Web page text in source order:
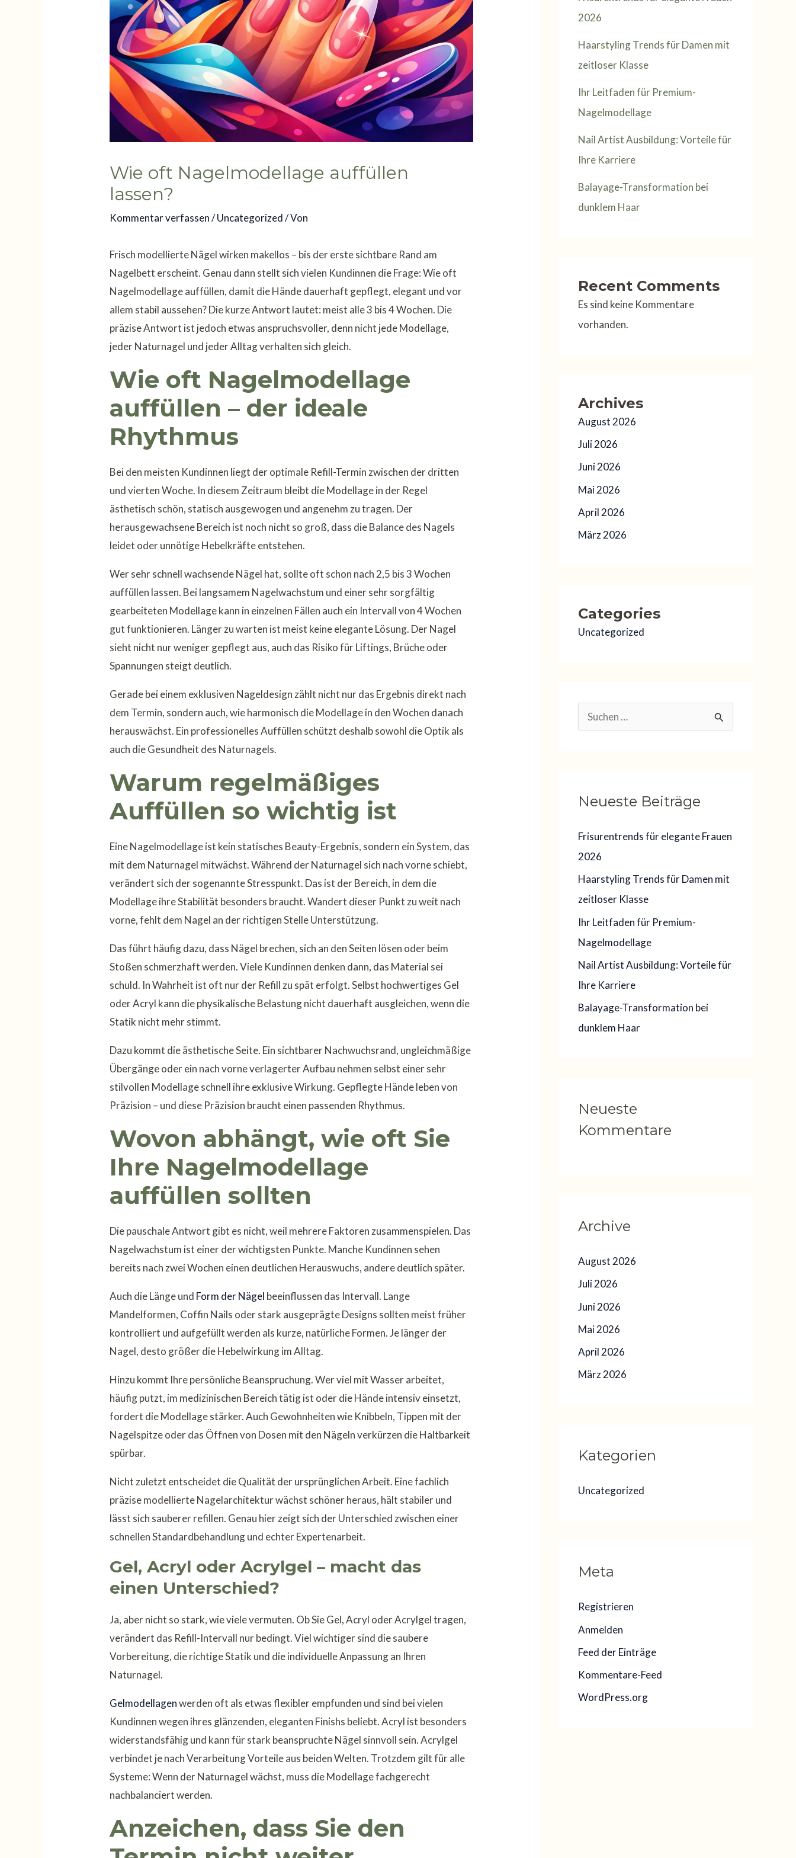
Wie oft Nagelmodellage auffüllen
lassen?
Kommentar verfassen /Uncategorized/ Von
Frisch modellierte Nägel wirken makellos – bis der erste sichtbare Rand am
Nagelbett erscheint. Genau dann stellt sich vielen Kundinnen die Frage: Wie oft
Nagelmodellage auffüllen, damit die Hände dauerhaft gepflegt, elegant und vor
allem stabil aussehen? Die kurze Antwort lautet: meist alle 3 bis 4 Wochen. Die
präzise Antwort ist jedoch etwas anspruchsvoller, denn nicht jede Modellage,
jeder Naturnagel und jeder Alltag verhalten sich gleich.
Wie oft Nagelmodellage
auffüllen – der ideale
Rhythmus
Bei den meisten Kundinnen liegt der optimale Refill-Termin zwischen der dritten
und vierten Woche. In diesem Zeitraum bleibt die Modellage in der Regel
ästhetisch schön, statisch ausgewogen und angenehm zu tragen. Der
herausgewachsene Bereich ist noch nicht so groß, dass die Balance des Nagels
leidet oder unnötige Hebelkräfte entstehen.
Wer sehr schnell wachsende Nägel hat, sollte oft schon nach 2,5 bis 3 Wochen
auffüllen lassen. Bei langsamem Nagelwachstum und einer sehr sorgfältig
gearbeiteten Modellage kann in einzelnen Fällen auch ein Intervall von 4 Wochen
gut funktionieren. Länger zu warten ist meist keine elegante Lösung. Der Nagel
sieht nicht nur weniger gepflegt aus, auch das Risiko für Liftings, Brüche oder
Spannungen steigt deutlich.
Gerade bei einem exklusiven Nageldesign zählt nicht nur das Ergebnis direkt nach
dem Termin, sondern auch, wie harmonisch die Modellage in den Wochen danach
herauswächst. Ein professionelles Auffüllen schützt deshalb sowohl die Optik als
auch die Gesundheit des Naturnagels.
Warum regelmäßiges
Auffüllen so wichtig ist
Eine Nagelmodellage ist kein statisches Beauty-Ergebnis, sondern ein System, das
mit dem Naturnagel mitwächst. Während der Naturnagel sich nach vorne schiebt,
verändert sich der sogenannte Stresspunkt. Das ist der Bereich, in dem die
Modellage ihre Stabilität besonders braucht. Wandert dieser Punkt zu weit nach
vorne, fehlt dem Nagel an der richtigen Stelle Unterstützung.
Das führt häufig dazu, dass Nägel brechen, sich an den Seiten lösen oder beim
Stoßen schmerzhaft werden. Viele Kundinnen denken dann, das Material sei
schuld. In Wahrheit ist oft nur der Refill zu spät erfolgt. Selbst hochwertiges Gel
oder Acryl kann die physikalische Belastung nicht dauerhaft ausgleichen, wenn die
Statik nicht mehr stimmt.
Dazu kommt die ästhetische Seite. Ein sichtbarer Nachwuchsrand, ungleichmäßige
Übergänge oder ein nach vorne verlagerter Aufbau nehmen selbst einer sehr
stilvollen Modellage schnell ihre exklusive Wirkung. Gepflegte Hände leben von
Präzision – und diese Präzision braucht einen passenden Rhythmus.
Wovon abhängt, wie oft Sie
Ihre Nagelmodellage
auffüllen sollten
Die pauschale Antwort gibt es nicht, weil mehrere Faktoren zusammenspielen. Das
Nagelwachstum ist einer der wichtigsten Punkte. Manche Kundinnen sehen
bereits nach zwei Wochen einen deutlichen Herauswuchs, andere deutlich später.
Auch die Länge und Form der Nägel beeinflussen das Intervall. Lange
Mandelformen, Coffin Nails oder stark ausgeprägte Designs sollten meist früher
kontrolliert und aufgefüllt werden als kurze, natürliche Formen. Je länger der
Nagel, desto größer die Hebelwirkung im Alltag.
Hinzu kommt Ihre persönliche Beanspruchung. Wer viel mit Wasser arbeitet,
häufig putzt, im medizinischen Bereich tätig ist oder die Hände intensiv einsetzt,
fordert die Modellage stärker. Auch Gewohnheiten wie Knibbeln, Tippen mit der
Nagelspitze oder das Öffnen von Dosen mit den Nägeln verkürzen die Haltbarkeit
spürbar.
Nicht zuletzt entscheidet die Qualität der ursprünglichen Arbeit. Eine fachlich
präzise modellierte Nagelarchitektur wächst schöner heraus, hält stabiler und
lässt sich sauberer refillen. Genau hier zeigt sich der Unterschied zwischen einer
schnellen Standardbehandlung und echter Expertenarbeit.
Gel, Acryl oder Acrylgel – macht das
einen Unterschied?
Ja, aber nicht so stark, wie viele vermuten. Ob Sie Gel, Acryl oder Acrylgel tragen,
verändert das Refill-Intervall nur bedingt. Viel wichtiger sind die saubere
Vorbereitung, die richtige Statik und die individuelle Anpassung an Ihren
Naturnagel.
Gelmodellagenwerden oft als etwas flexibler empfunden und sind bei vielen
Kundinnen wegen ihres glänzenden, eleganten Finishs beliebt. Acryl ist besonders
widerstandsfähig und kann für stark beanspruchte Nägel sinnvoll sein. Acrylgel
verbindet je nach Verarbeitung Vorteile aus beiden Welten. Trotzdem gilt für alle
Systeme: Wenn der Naturnagel wächst, muss die Modellage fachgerecht
nachbalanciert werden.
Anzeichen, dass Sie den
2026
Haarstyling Trends für Damen mit
zeitloser Klasse
Ihr Leitfaden für Premium-
Nagelmodellage
Nail Artist Ausbildung: Vorteile für
Ihre Karriere
Balayage-Transformation bei
dunklem Haar
Recent Comments
Es sind keine Kommentare
vorhanden.
Archives
August 2026
Juli 2026
Juni 2026
Mai 2026
April 2026
März 2026
Categories
Uncategorized
e
n
a
c
h
:
Neueste Beiträge
Frisurentrends für elegante Frauen
2026
Haarstyling Trends für Damen mit
zeitloser Klasse
Ihr Leitfaden für Premium-
Nagelmodellage
Nail Artist Ausbildung: Vorteile für
Ihre Karriere
Balayage-Transformation bei
dunklem Haar
Neueste
Kommentare
Archive
August 2026
Juli 2026
Juni 2026
Mai 2026
April 2026
März 2026
Kategorien
Uncategorized
Meta
Registrieren
Anmelden
Feed der Einträge
Kommentare-Feed
WordPress.org